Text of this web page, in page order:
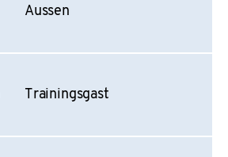
Aussen
Trainingsgast